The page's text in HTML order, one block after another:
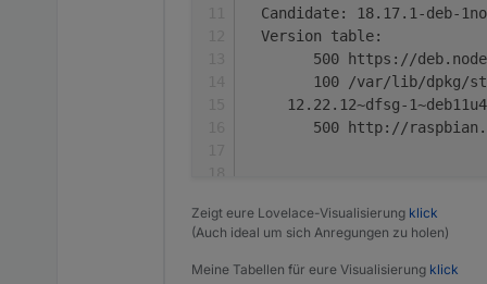
Noch ein Hinweis:
lassen. Wenn alles
Nothing to do,
Also 2x 'nothing to do'.
(2x aber nur, wenn
Candidate: 18.17.1-deb-
Version table:
500 https://
100 /var/lib/dpkg/
12.22.12~dfsg-
500 http://
Nothing to do, your
Zeigt eure Lovelace-Visualisierung klick
(Auch ideal um sich Anregungen zu holen)
Meine Tabellen für eure Visualisierung klick